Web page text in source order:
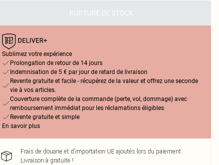
RUPTURE DE STOCK
Sublimez votre expérience
Prolongation de retour de 14 jours
Indemnisation de 5 € par jour de retard de livraison
Revente gratuite et facile - récupérez de la valeur et offrez une seconde
vie à vos articles.
Couverture complète de la commande (perte, vol, dommage) avec
remboursement immédiat pour les réclamations éligibles
Revente gratuite et simple
En savoir plus
Frais de douane et d’importation UE ajoutés lors du paiement.
Livraison à gratuite !